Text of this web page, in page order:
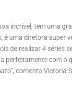
incrível, tem uma
é uma diretora super
de realizar 4 séries
perfeitamente com
comenta Victoria